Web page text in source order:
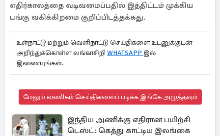
எதிர்காலத்தை வடிவமைப்பதில் இத்திட்டம் முக்கிய
பங்கு வகிக்கிறமை குறிப்பிடத்தக்கது.
உள்நாட்டு மற்றும் வெளிநாட்டு செய்திகளை உடனுக்குடன்
அறிந்துக்கொள்ள லங்காசிறி WHATSAPP இல்
இணையுங்கள்.
மேலும் வணிகம் செய்திகளைப் படிக்க இங்கே அழுத்தவும்
இந்திய அணிக்கு எதிரான பயிற்சி
டெஸ்ட்: கெத்து காட்டிய இலங்கை